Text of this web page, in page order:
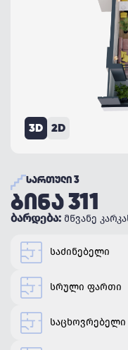
3D 2D
ᲡᲐᲠᲗᲣᲚᲘ 3
ᲑᲘᲜᲐ 311
ბარდება: მწვანე
საძინებელი
სრული ფართი